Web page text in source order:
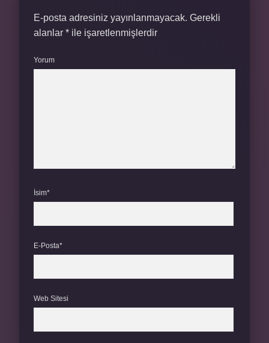
E-posta adresiniz yayınlanmayacak. Gerekli
alanlar * ile işaretlenmişlerdir
Yorum
İsim*
E-Posta*
Web Sitesi